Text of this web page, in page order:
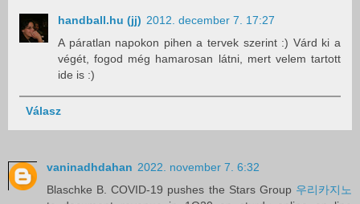
handball.hu (jj) 2012. december 7. 17:27
A páratlan napokon pihen a tervek szerint :) Várd ki a
végét, fogod még hamarosan látni, mert velem tartott
ide is :)
Válasz
vaninadhdahan 2022. november 7. 6:32
Blaschke B. COVID-19 pushes the Stars Group 우리카지노